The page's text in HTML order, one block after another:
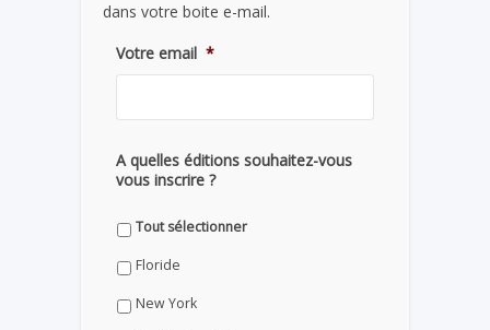
dans votre boite e-mail.
Votre email *
A quelles éditions souhaitez-vous
vous inscrire ?
Tout sélectionner
Floride
New York